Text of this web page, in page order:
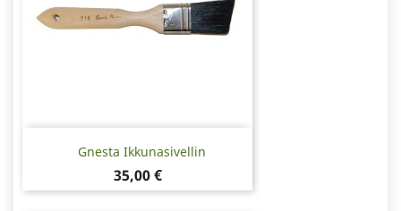
Gnesta Ikkunasivellin
Hinta
35,00 €